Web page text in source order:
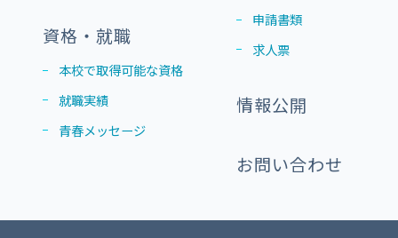
資格・就職
本校で取得可能な資格
就職実績
青春メッセージ
申請書類
求人票
情報公開
お問い合わせ